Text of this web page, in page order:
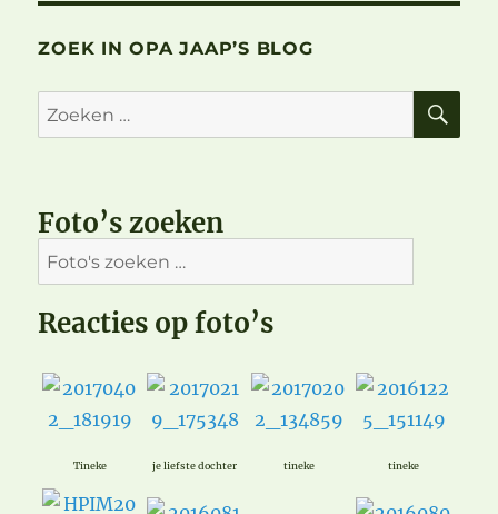
ZOEK IN OPA JAAP’S BLOG
Zoeken
naar:
Foto’s zoeken
Reacties op foto’s
Tineke je liefste dochter tineke tineke